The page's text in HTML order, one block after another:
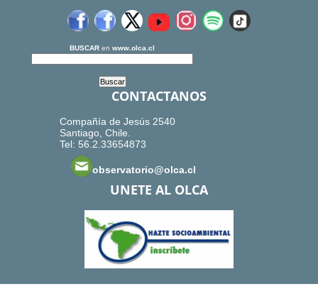
BUSCAR en www.olca.cl
CONTACTANOS
Compañía de Jesús 2540
Santiago, Chile.
Tel: 56.2.33654873
observatorio@olca.cl
UNETE AL OLCA